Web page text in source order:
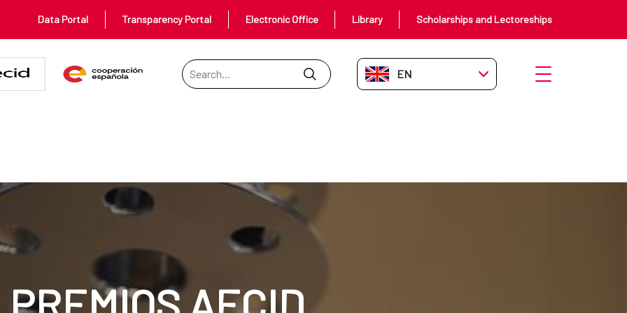
Data Portal Transparency Portal Electronic Office Library Scholarships and Lectoreships
Search Bar
EN-GB Open menu